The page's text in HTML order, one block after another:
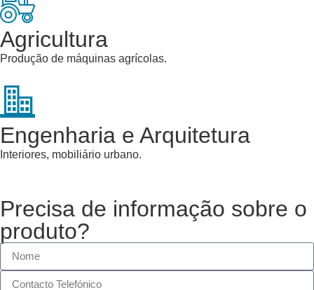
Agricultura
Produção de máquinas agrícolas.
Engenharia e Arquitetura
Interiores, mobiliário urbano.
Precisa de informação sobre o
produto?